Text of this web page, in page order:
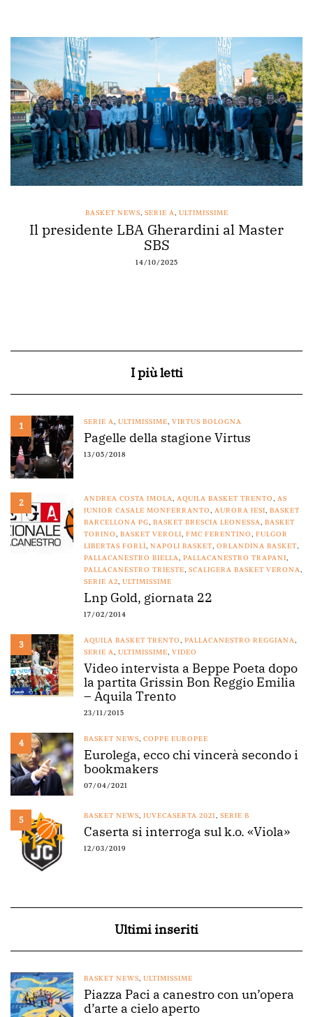
BASKET NEWS, SERIE A, ULTIMISSIME
Il presidente LBA Gherardini al Master
SBS
14/10/2025
I più letti
1 SERIE A, ULTIMISSIME, VIRTUS BOLOGNA
Pagelle della stagione Virtus
13/05/2018
2 ANDREA COSTA IMOLA, AQUILA BASKET TRENTO, AS
JUNIOR CASALE MONFERRANTO, AURORA JESI, BASKET
BARCELLONA PG, BASKET BRESCIA LEONESSA, BASKET
TORINO, BASKET VEROLI, FMC FERENTINO, FULGOR
LIBERTAS FORLÌ, NAPOLI BASKET, ORLANDINA BASKET,
PALLACANESTRO BIELLA, PALLACANESTRO TRAPANI,
PALLACANESTRO TRIESTE, SCALIGERA BASKET VERONA,
SERIE A2, ULTIMISSIME
Lnp Gold, giornata 22
17/02/2014
3 AQUILA BASKET TRENTO, PALLACANESTRO REGGIANA,
SERIE A, ULTIMISSIME, VIDEO
Video intervista a Beppe Poeta dopo
la partita Grissin Bon Reggio Emilia
– Aquila Trento
23/11/2015
4 BASKET NEWS, COPPE EUROPEE
Eurolega, ecco chi vincerà secondo i
bookmakers
07/04/2021
5 BASKET NEWS, JUVECASERTA 2021, SERIE B
Caserta si interroga sul k.o. «Viola»
12/03/2019
Ultimi inseriti
BASKET NEWS, ULTIMISSIME
Piazza Paci a canestro con un’opera
d’arte a cielo aperto